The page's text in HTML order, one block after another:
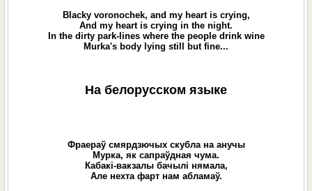
Blacky voronochek, and my heart is crying,
And my heart is crying in the night.
In the dirty park-lines where the people drink wine
Murka's body lying still but fine...
На белорусском языке
Фраераў смярдзючых скубла на анучы
Мурка, як сапраўдная чума.
Кабакі-вакзалы бачылі нямала,
Але нехта фарт нам абламаў.